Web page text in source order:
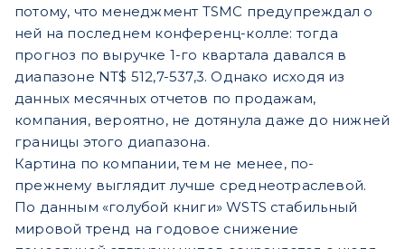
потому, что менеджмент TSMC предупреждал о
ней на последнем конференц-колле: тогда
прогноз по выручке 1-го квартала давался в
диапазоне NT$ 512,7-537,3. Однако исходя из
данных месячных отчетов по продажам,
компания, вероятно, не дотянула даже до нижней
границы этого диапазона.
Картина по компании, тем не менее, по-
прежнему выглядит лучше среднеотраслевой.
По данным «голубой книги» WSTS стабильный
мировой тренд на годовое снижение